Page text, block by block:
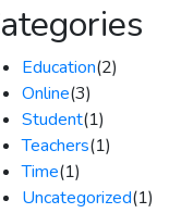
Education(2)
Online(3)
Student(1)
Teachers(1)
Time(1)
Uncategorized(1)